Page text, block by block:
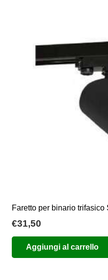
Faretto per binario trifasico
€31,50
Aggiungi al carrello